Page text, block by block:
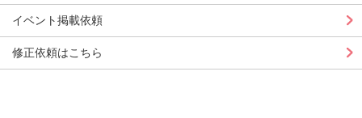
イベント掲載依頼
修正依頼はこちら